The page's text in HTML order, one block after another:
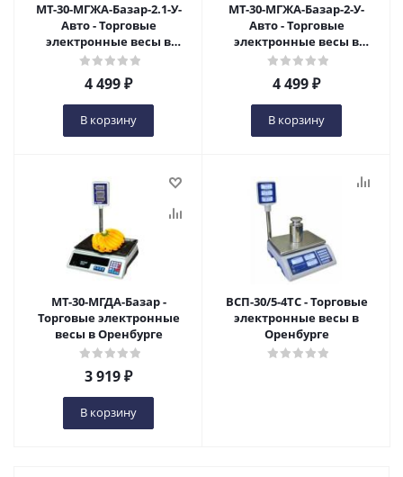
МТ-30-МГЖА-Базар-2.1-У-
Авто - Торговые
электронные весы в
Оренбурге
4 499₽
В корзину
МТ-30-МГЖА-Базар-2-У-
Авто - Торговые
электронные весы в
Оренбурге
4 499₽
В корзину
МТ-30-МГДА-Базар -
Торговые электронные
весы в Оренбурге
3 919₽
В корзину
ВСП-30/5-4ТС - Торговые
электронные весы в
Оренбурге